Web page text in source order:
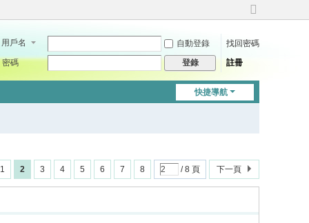
切
到
用戶名 自動登錄
找回密碼
密碼
登錄 註冊
快捷導航
1 2 3 4 5 6 7 8 / 8 頁 下一頁